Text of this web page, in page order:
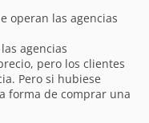
operan las agencias
agencias
pero los clientes
Pero si hubiese
forma de comprar una